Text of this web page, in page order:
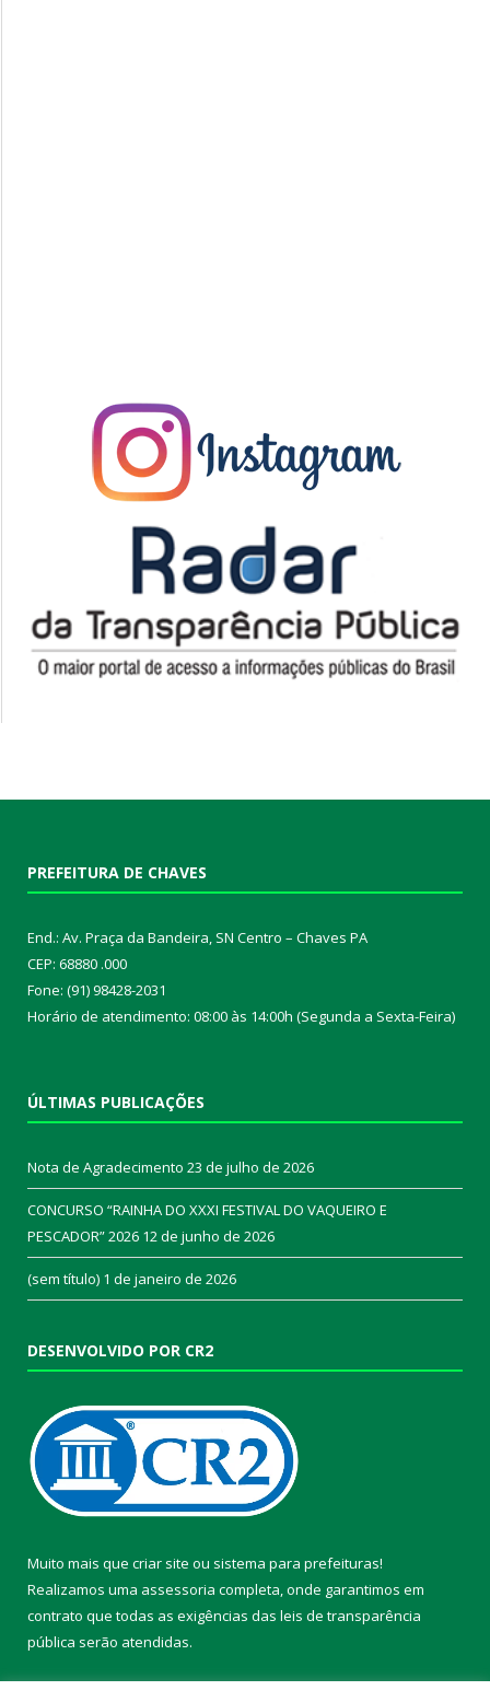
PREFEITURA DE CHAVES
End.: Av. Praça da Bandeira, SN Centro – Chaves PA
CEP: 68880 .000
Fone: (91) 98428-2031
Horário de atendimento: 08:00 às 14:00h (Segunda a Sexta-Feira)
ÚLTIMAS PUBLICAÇÕES
Nota de Agradecimento 23 de julho de 2026
CONCURSO “RAINHA DO XXXI FESTIVAL DO VAQUEIRO E
PESCADOR” 2026 12 de junho de 2026
(sem título) 1 de janeiro de 2026
DESENVOLVIDO POR CR2
Muito mais que criar site ou sistema para prefeituras!
Realizamos uma assessoria completa, onde garantimos em
contrato que todas as exigências das leis de transparência
pública serão atendidas.